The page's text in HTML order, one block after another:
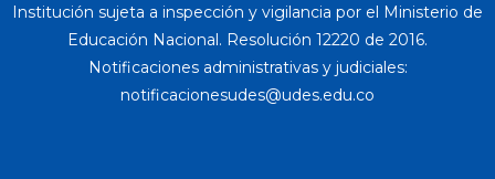
Institución sujeta a inspección y vigilancia por el Ministerio de
Educación Nacional. Resolución 12220 de 2016.
Notificaciones administrativas y judiciales: